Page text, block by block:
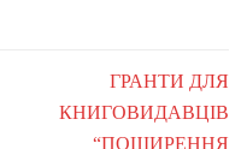
ГРАНТИ ДЛЯ
КНИГОВИДАВЦІВ
“ПОШИРЕННЯ